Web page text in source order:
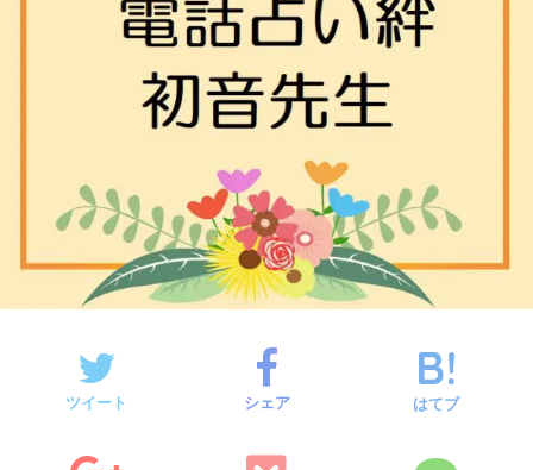
ツイート シェア はてブ